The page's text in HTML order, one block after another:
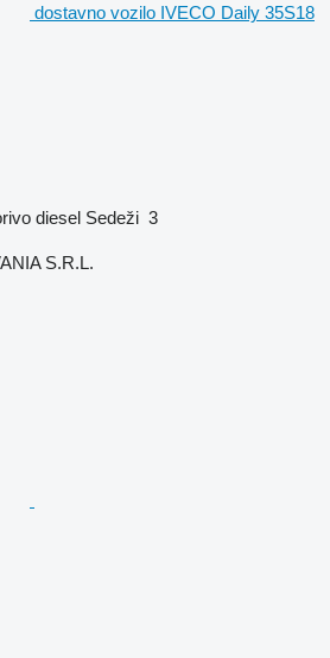
dostavno vozilo IVECO Daily 35S18
diesel Sedeži 3
S.R.L.